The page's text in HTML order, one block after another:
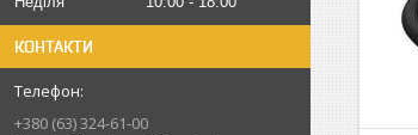
КОНТАКТИ
+380 (63) 324-61-00